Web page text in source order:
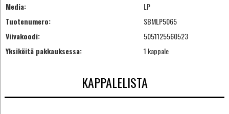
Media:
LP
Tuotenumero:
SBMLP5065
Viivakoodi:
5051125560523
Yksiköitä pakkauksessa:
1 kappale
KAPPALELISTA